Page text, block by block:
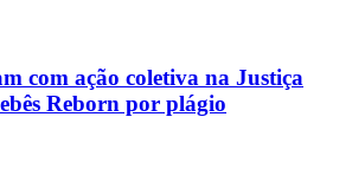
com ação coletiva na Justiça
Reborn por plágio